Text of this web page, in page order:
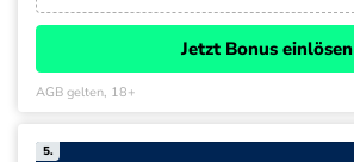
Jetzt Bonus einlösen
AGB gelten, 18+
5.